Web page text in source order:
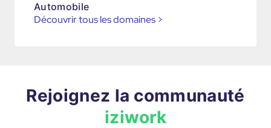
Automobile
Découvrir tous les domaines >
Rejoignez la communauté
iziwork